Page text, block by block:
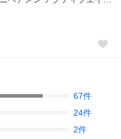
67件
24件
2件